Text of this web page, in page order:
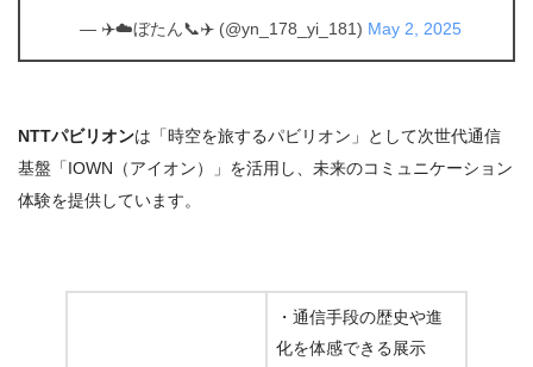
— ✈️☁️ぼたん📞✈️ (@yn_178_yi_181) May 2, 2025
NTTパビリオンは「時空を旅するパビリオン」として次世代通信
基盤「IOWN（アイオン）」を活用し、未来のコミュニケーション
体験を提供しています。
・通信手段の歴史や進
化を体感できる展示